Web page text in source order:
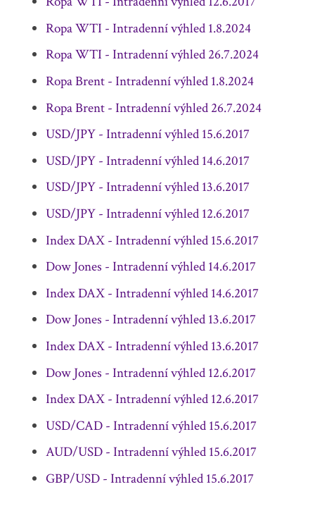
Ropa WTI - Intradenní výhled 1.8.2024
Ropa WTI - Intradenní výhled 26.7.2024
Ropa Brent - Intradenní výhled 1.8.2024
Ropa Brent - Intradenní výhled 26.7.2024
USD/JPY - Intradenní výhled 15.6.2017
USD/JPY - Intradenní výhled 14.6.2017
USD/JPY - Intradenní výhled 13.6.2017
USD/JPY - Intradenní výhled 12.6.2017
Index DAX - Intradenní výhled 15.6.2017
Dow Jones - Intradenní výhled 14.6.2017
Index DAX - Intradenní výhled 14.6.2017
Dow Jones - Intradenní výhled 13.6.2017
Index DAX - Intradenní výhled 13.6.2017
Dow Jones - Intradenní výhled 12.6.2017
Index DAX - Intradenní výhled 12.6.2017
USD/CAD - Intradenní výhled 15.6.2017
AUD/USD - Intradenní výhled 15.6.2017
GBP/USD - Intradenní výhled 15.6.2017